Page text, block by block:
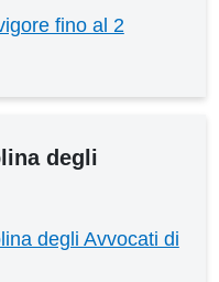
fino al 2
degli
degli Avvocati di